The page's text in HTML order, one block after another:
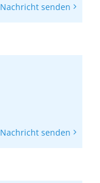
Nachricht senden
Nachricht senden